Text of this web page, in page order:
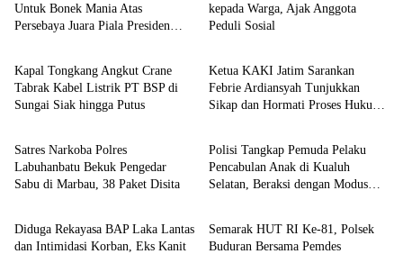
Untuk Bonek Mania Atas
Persebaya Juara Piala Presiden
kepada Warga, Ajak Anggota
Peduli Sosial
Berita
Kapal Tongkang Angkut Crane
Tabrak Kabel Listrik PT BSP di
Sungai Siak hingga Putus
Berita
Ketua KAKI Jatim Sarankan
Febrie Ardiansyah Tunjukkan
Sikap dan Hormati Proses Hukum,
Berita
Satres Narkoba Polres
Labuhanbatu Bekuk Pengedar
Sabu di Marbau, 38 Paket Disita
Berita
Polisi Tangkap Pemuda Pelaku
Pencabulan Anak di Kualuh
Selatan, Beraksi dengan Modus
Berita
Diduga Rekayasa BAP Laka Lantas
dan Intimidasi Korban, Eks Kanit
Berita
Semarak HUT RI Ke-81, Polsek
Buduran Bersama Pemdes